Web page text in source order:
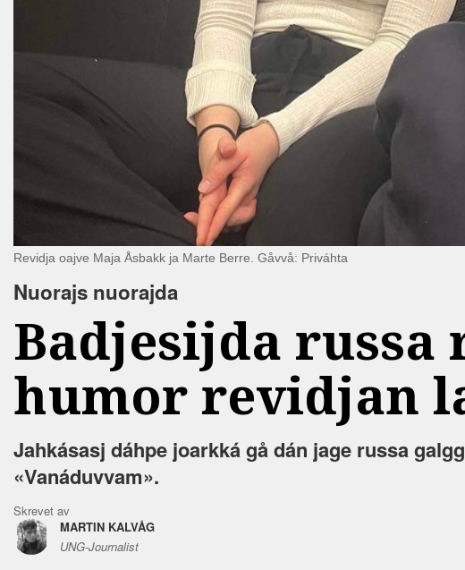
Revidja oajve Maja Åsbakk ja Marte Berre. Gåvvå: Priváhta
Nuorajs nuorajda
Badjesijda russa
humor revidjan
Jahkásasj dáhpe joarkká gå dán jage russa
«Vanáduvvam».
Skrevet av
MARTIN KALVÅG
UNG-Journalist